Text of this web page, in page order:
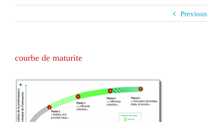
Previous
courbe de maturite